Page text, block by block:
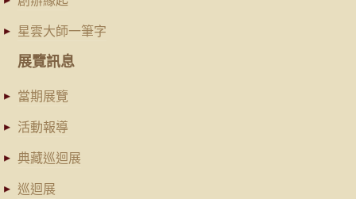
星雲大師一筆字
展覽訊息
當期展覽
活動報導
典藏巡迴展
巡迴展